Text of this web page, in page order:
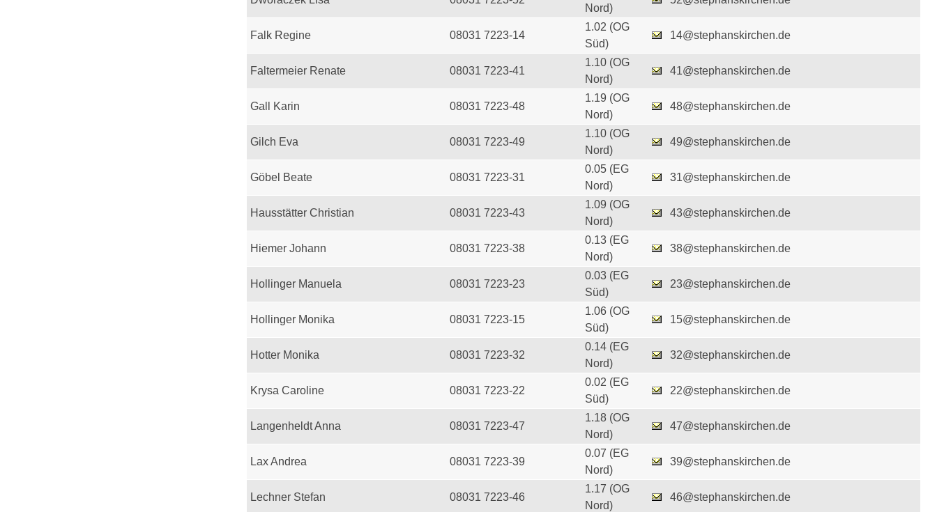
Nord)
Falk Regine 08031 7223-14
1.02 (OG
Süd)
14@stephanskirchen.de
Faltermeier Renate 08031 7223-41
1.10 (OG
Nord)
41@stephanskirchen.de
Gall Karin 08031 7223-48
1.19 (OG
Nord)
48@stephanskirchen.de
Gilch Eva 08031 7223-49
1.10 (OG
Nord)
49@stephanskirchen.de
Göbel Beate 08031 7223-31
0.05 (EG
Nord)
31@stephanskirchen.de
Hausstätter Christian 08031 7223-43
1.09 (OG
Nord)
43@stephanskirchen.de
Hiemer Johann 08031 7223-38
0.13 (EG
Nord)
38@stephanskirchen.de
Hollinger Manuela 08031 7223-23
0.03 (EG
Süd)
23@stephanskirchen.de
Hollinger Monika 08031 7223-15
1.06 (OG
Süd)
15@stephanskirchen.de
Hotter Monika 08031 7223-32
0.14 (EG
Nord)
32@stephanskirchen.de
Krysa Caroline 08031 7223-22
0.02 (EG
Süd)
22@stephanskirchen.de
Langenheldt Anna 08031 7223-47
1.18 (OG
Nord)
47@stephanskirchen.de
Lax Andrea 08031 7223-39
0.07 (EG
Nord)
39@stephanskirchen.de
Lechner Stefan 08031 7223-46
1.17 (OG
Nord)
46@stephanskirchen.de